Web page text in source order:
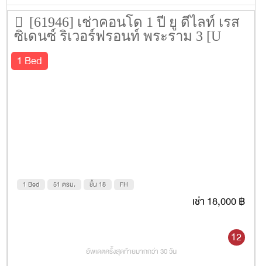
[61946] เช่าคอนโด 1 ปี ยู ดีไลท์ เรส
ซิเดนซ์ ริเวอร์ฟรอนท์ พระราม 3 [U
Delight Residence Riverfront Rama 3]
51 ตรม. ชั้น 18
1 Bed
1 Bed 51 ตรม. ชั้น 18 FH
เช่า 18,000 ฿
12
อัพเดตครั้งสุดท้ายมากกว่า 30 วัน